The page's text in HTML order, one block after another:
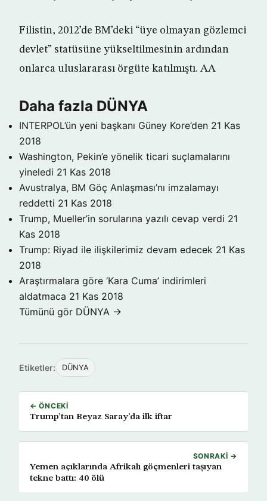
Filistin, 2012’de BM’deki “üye olmayan gözlemci
devlet” statüsüne yükseltilmesinin ardından
onlarca uluslararası örgüte katılmıştı. AA
Daha fazla DÜNYA
INTERPOL’ün yeni başkanı Güney Kore’den 21 Kas
2018
Washington, Pekin’e yönelik ticari suçlamalarını
yineledi 21 Kas 2018
Avustralya, BM Göç Anlaşması’nı imzalamayı
reddetti 21 Kas 2018
Trump, Mueller’in sorularına yazılı cevap verdi 21
Kas 2018
Trump: Riyad ile ilişkilerimiz devam edecek 21 Kas
2018
Araştırmalara göre ‘Kara Cuma’ indirimleri
aldatmaca 21 Kas 2018
Tümünü gör DÜNYA →
Etiketler: DÜNYA
← ÖNCEKI
Trump’tan Beyaz Saray’da ilk iftar
SONRAKI →
Yemen açıklarında Afrikalı göçmenleri taşıyan
tekne battı: 40 ölü